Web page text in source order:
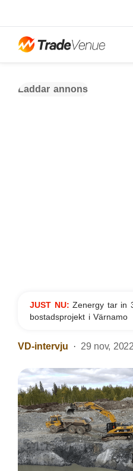
Laddar annons
JUST NU:Zenergy tar in
bostadsprojekt i Värnamo
VD-intervju 29 nov, 2022